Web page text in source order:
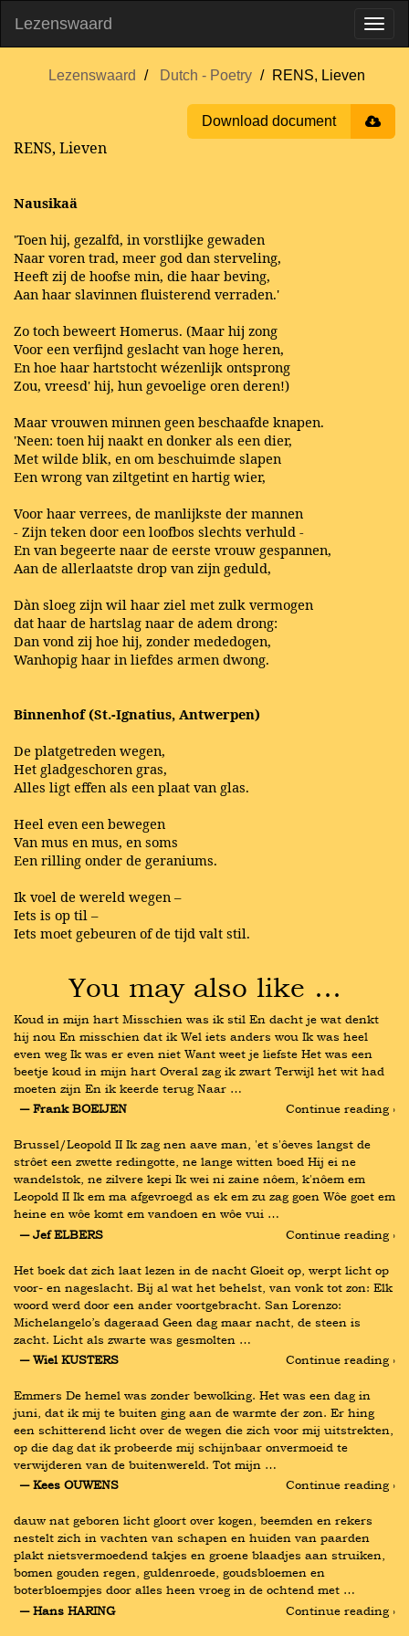
Lezenswaard
Lezenswaard Dutch - Poetry RENS, Lieven
Download document
RENS, Lieven
Nausikaä
'Toen hij, gezalfd, in vorstlijke gewaden
Naar voren trad, meer god dan sterveling,
Heeft zij de hoofse min, die haar beving,
Aan haar slavinnen fluisterend verraden.'
Zo toch beweert Homerus. (Maar hij zong
Voor een verfijnd geslacht van hoge heren,
En hoe haar hartstocht wézenlijk ontsprong
Zou, vreesd' hij, hun gevoelige oren deren!)
Maar vrouwen minnen geen beschaafde knapen.
'Neen: toen hij naakt en donker als een dier,
Met wilde blik, en om beschuimde slapen
Een wrong van ziltgetint en hartig wier,
Voor haar verrees, de manlijkste der mannen
- Zijn teken door een loofbos slechts verhuld -
En van begeerte naar de eerste vrouw gespannen,
Aan de allerlaatste drop van zijn geduld,
Dàn sloeg zijn wil haar ziel met zulk vermogen
dat haar de hartslag naar de adem drong:
Dan vond zij hoe hij, zonder mededogen,
Wanhopig haar in liefdes armen dwong.
Binnenhof (St.-Ignatius, Antwerpen)
De platgetreden wegen,
Het gladgeschoren gras,
Alles ligt effen als een plaat van glas.
Heel even een bewegen
Van mus en mus, en soms
Een rilling onder de geraniums.
Ik voel de wereld wegen –
Iets is op til –
Iets moet gebeuren of de tijd valt stil.
You may also like …
Koud in mijn hart Misschien was ik stil En dacht je wat denkt
hij nou En misschien dat ik Wel iets anders wou Ik was heel
even weg Ik was er even niet Want weet je liefste Het was een
beetje koud in mijn hart Overal zag ik zwart Terwijl het wit had
moeten zijn En ik keerde terug Naar …
― Frank BOEIJEN
Continue reading ›
Brussel/Leopold II Ik zag nen aave man, 'et s'ôeves langst de
strôet een zwette redingotte, ne lange witten boed Hij ei ne
wandelstok, ne zilvere kepi Ik wei ni zaine nôem, k'nôem em
Leopold II Ik em ma afgevroegd as ek em zu zag goen Wôe goet em
heine en wôe komt em vandoen en wôe vui …
― Jef ELBERS
Continue reading ›
Het boek dat zich laat lezen in de nacht Gloeit op, werpt licht op
voor- en nageslacht. Bij al wat het behelst, van vonk tot zon: Elk
woord werd door een ander voortgebracht. San Lorenzo:
Michelangelo’s dageraad Geen dag maar nacht, de steen is
zacht. Licht als zwarte was gesmolten …
― Wiel KUSTERS
Continue reading ›
Emmers De hemel was zonder bewolking. Het was een dag in
juni, dat ik mij te buiten ging aan de warmte der zon. Er hing
een schitterend licht over de wegen die zich voor mij uitstrekten,
op die dag dat ik probeerde mij schijnbaar onvermoeid te
verwijderen van de buitenwereld. Tot mijn …
― Kees OUWENS
Continue reading ›
dauw nat geboren licht gloort over kogen, beemden en rekers
nestelt zich in vachten van schapen en huiden van paarden
plakt nietsvermoedend takjes en groene blaadjes aan struiken,
bomen gouden regen, guldenroede, goudsbloemen en
boterbloempjes door alles heen vroeg in de ochtend met …
― Hans HARING
Continue reading ›